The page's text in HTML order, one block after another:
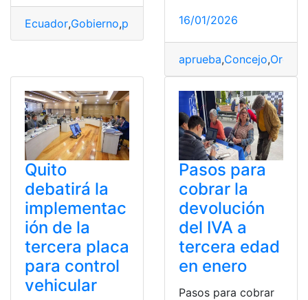
Ecuador,Gobierno,placa Tercera,tercera placa
16/01/2026
aprueba,Concejo,
Quito
debatirá la
implementac
ión de la
tercera placa
para control
vehicular
Pasos para
cobrar la
devolución
del IVA a
tercera edad
en enero
Pasos para cobrar